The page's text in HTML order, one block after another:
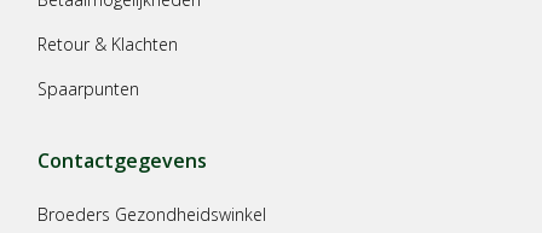
Retour & Klachten
Spaarpunten
Contactgegevens
Broeders Gezondheidswinkel